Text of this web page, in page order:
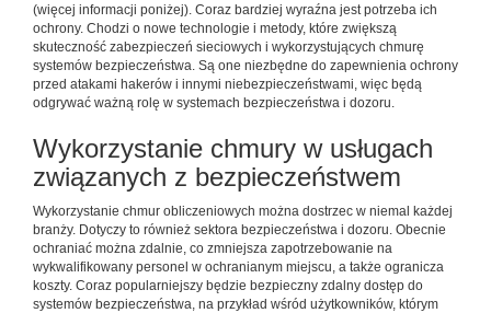
(więcej informacji poniżej). Coraz bardziej wyraźna jest potrzeba ich
ochrony. Chodzi o nowe technologie i metody, które zwiększą
skuteczność zabezpieczeń sieciowych i wykorzystujących chmurę
systemów bezpieczeństwa. Są one niezbędne do zapewnienia ochrony
przed atakami hakerów i innymi niebezpieczeństwami, więc będą
odgrywać ważną rolę w systemach bezpieczeństwa i dozoru.
Wykorzystanie chmury w usługach
związanych z bezpieczeństwem
Wykorzystanie chmur obliczeniowych można dostrzec w niemal każdej
branży. Dotyczy to również sektora bezpieczeństwa i dozoru. Obecnie
ochraniać można zdalnie, co zmniejsza zapotrzebowanie na
wykwalifikowany personel w ochranianym miejscu, a także ogranicza
koszty. Coraz popularniejszy będzie bezpieczny zdalny dostęp do
systemów bezpieczeństwa, na przykład wśród użytkowników, którym